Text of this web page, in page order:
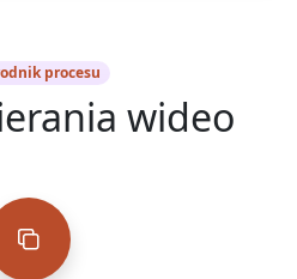
procesu
wideo